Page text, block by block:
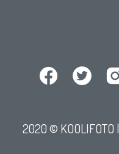
2020 © KOOLIFOTO |